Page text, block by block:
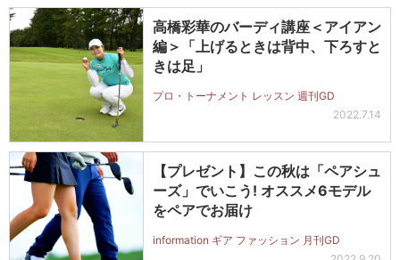
高橋彩華のバーディ講座＜アイアン
編＞「上げるときは背中、下ろすと
きは足」
プロ・トーナメント レッスン 週刊GD
2022.7.14
【プレゼント】この秋は「ペアシュ
ーズ」でいこう! オススメ6モデル
をペアでお届け
information ギア ファッション 月刊GD